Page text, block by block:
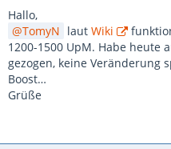
Hallo,
TomyN laut Wiki
1200-1500 UpM. Habe heute
gezogen, keine Veränderung
Boost…
Grüße